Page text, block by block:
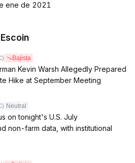
ene de 2021
Bajista
Kevin Warsh Allegedly Prepared
Hike at September Meeting
Neutral
on tonight's U.S. July
non-farm data, with institutional